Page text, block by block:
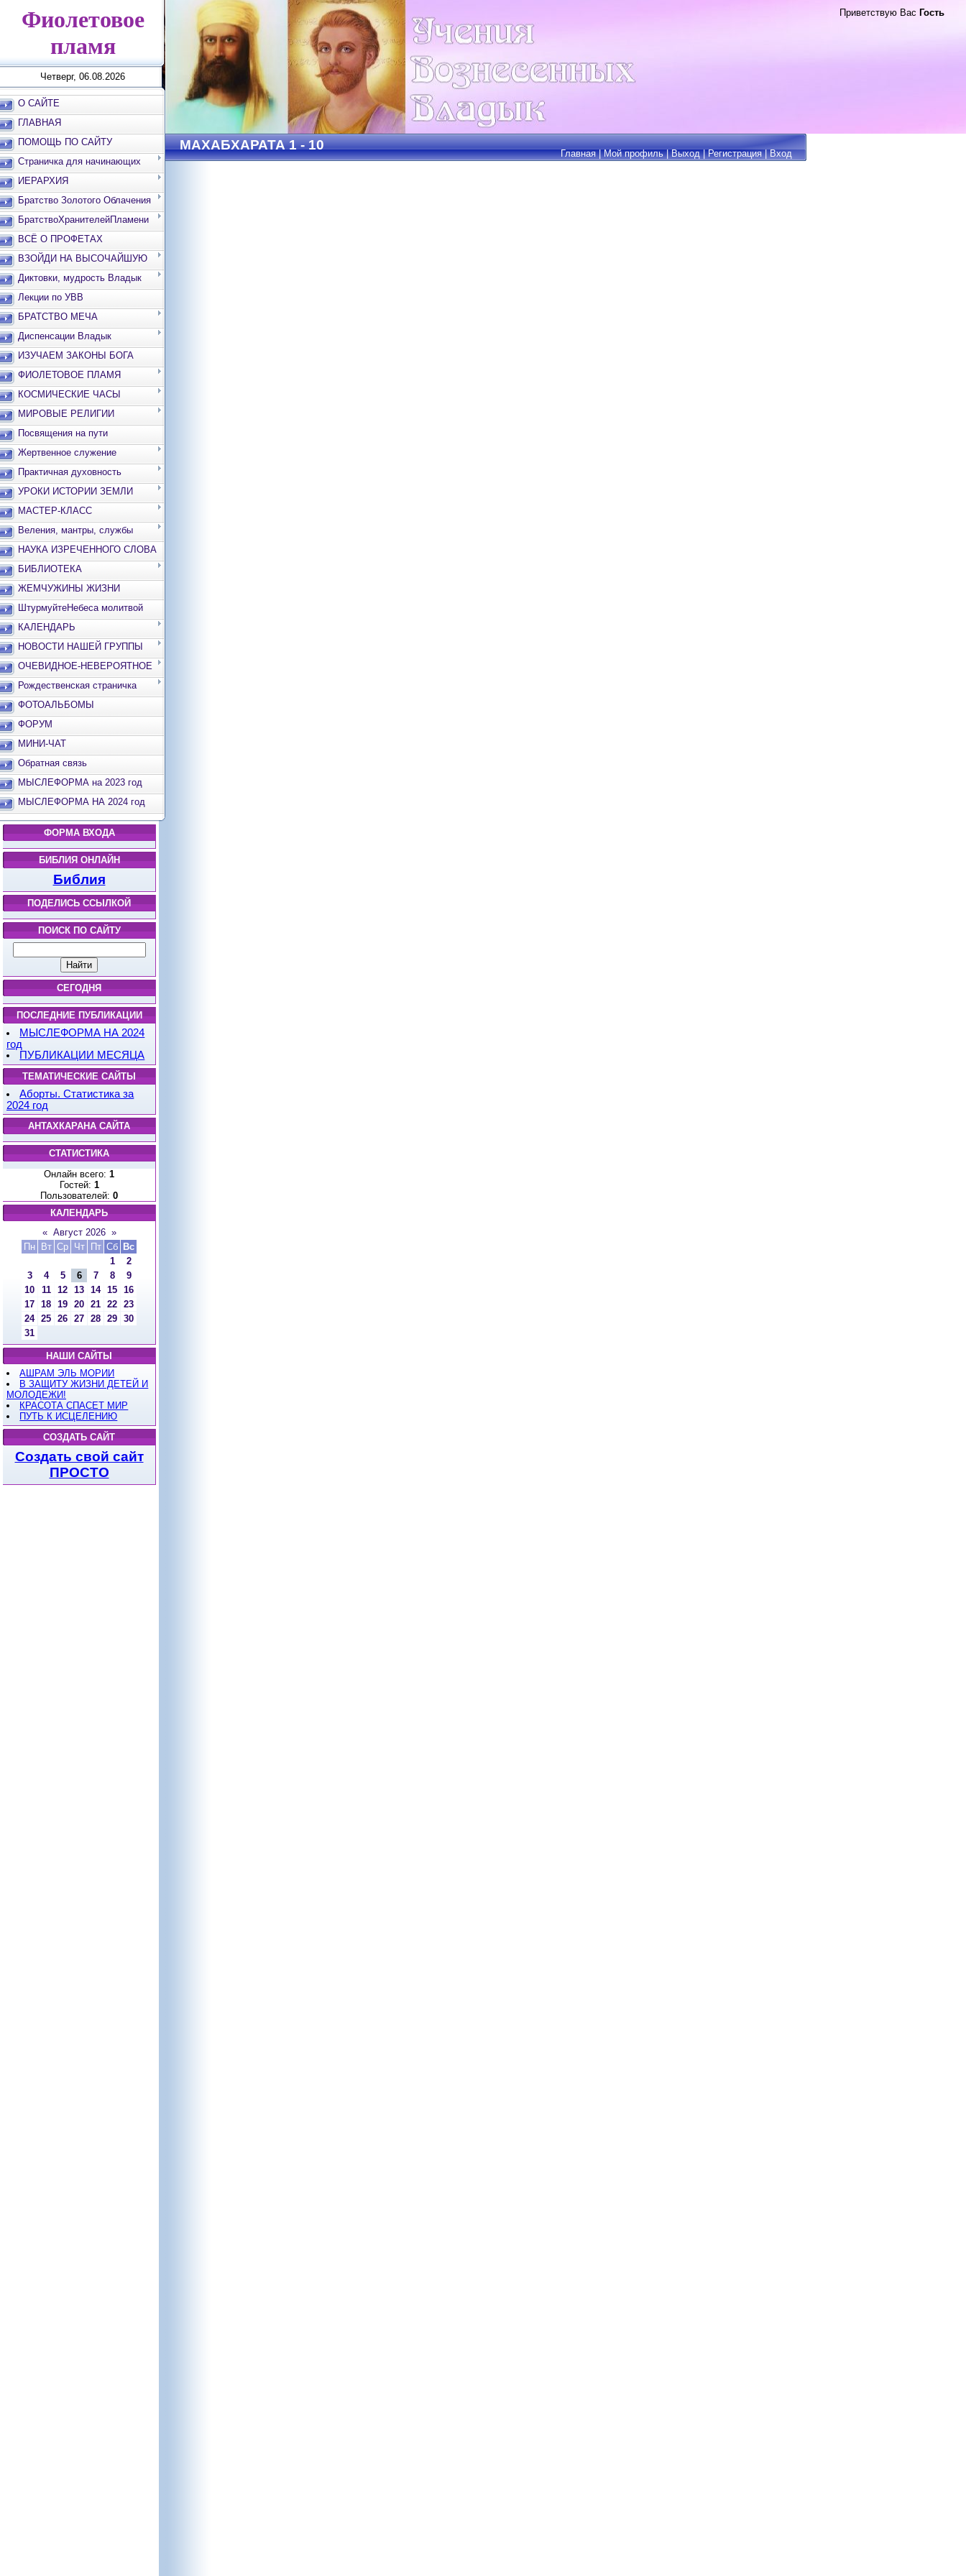
Фиолетовое
пламя
Четверг, 06.08.2026
О САЙТЕ
ГЛАВНАЯ
ПОМОЩЬ ПО САЙТУ
Страничка для начинающих
ИЕРАРХИЯ
Братство Золотого Облачения
БратствоХранителейПламени
ВСЁ О ПРОФЕТАХ
ВЗОЙДИ НА ВЫСОЧАЙШУЮ
ВЕРШИНУ
Диктовки, мудрость Владык
Лекции по УВВ
БРАТСТВО МЕЧА
Диспенсации Владык
ИЗУЧАЕМ ЗАКОНЫ БОГА
ФИОЛЕТОВОЕ ПЛАМЯ
КОСМИЧЕСКИЕ ЧАСЫ
МИРОВЫЕ РЕЛИГИИ
Посвящения на пути
Жертвенное служение
Практичная духовность
УРОКИ ИСТОРИИ ЗЕМЛИ
МАСТЕР-КЛАСС
Веления, мантры, службы
НАУКА ИЗРЕЧЕННОГО СЛОВА
БИБЛИОТЕКА
ЖЕМЧУЖИНЫ ЖИЗНИ
ШтурмуйтеНебеса молитвой
КАЛЕНДАРЬ
НОВОСТИ НАШЕЙ ГРУППЫ
ОЧЕВИДНОЕ-НЕВЕРОЯТНОЕ
Рождественская страничка
ФОТОАЛЬБОМЫ
ФОРУМ
МИНИ-ЧАТ
Обратная связь
МЫСЛЕФОРМА на 2023 год
МЫСЛЕФОРМА НА 2024 год
ФОРМА ВХОДА
БИБЛИЯ ОНЛАЙН
Библия
ПОДЕЛИСЬ ССЫЛКОЙ
ПОИСК ПО САЙТУ
СЕГОДНЯ
ПОСЛЕДНИЕ ПУБЛИКАЦИИ
МЫСЛЕФОРМА НА 2024
год
ПУБЛИКАЦИИ МЕСЯЦА
ТЕМАТИЧЕСКИЕ САЙТЫ
Аборты. Статистика за
2024 год
АНТАХКАРАНА САЙТА
СТАТИСТИКА
Онлайн всего: 1
Гостей: 1
Пользователей: 0
КАЛЕНДАРЬ
« Август 2026 »
Пн
Вт Ср Чт Пт Сб Вс
1
2
3
4 5 6 7 8
9
10
11 12 13 14 15 16
17 18 19 20 21 22 23
24 25 26 27 28 29 30
31
НАШИ САЙТЫ
АШРАМ ЭЛЬ МОРИИ
В ЗАЩИТУ ЖИЗНИ ДЕТЕЙ И
МОЛОДЕЖИ!
КРАСОТА СПАСЕТ МИР
ПУТЬ К ИСЦЕЛЕНИЮ
СОЗДАТЬ САЙТ
Создать свой сайт
ПРОСТО
Приветствую Вас Гость
МАХАБХАРАТА 1 - 10
Главная|Мой профиль|Выход|Регистрация|Вход